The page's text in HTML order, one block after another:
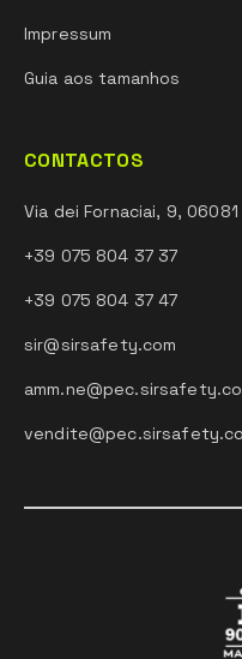
Impressum
Guia aos tamanhos
CONTACTOS
Via dei Fornaciai, 9,
+39 075 804 37 37
+39 075 804 37 47
sir@sirsafety.com